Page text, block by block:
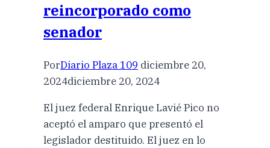
reincorporado como
senador
PorDiario Plaza 109 diciembre 20,
2024diciembre 20, 2024
El juez federal Enrique Lavié Pico no
aceptó el amparo que presentó el
legislador destituido. El juez en lo